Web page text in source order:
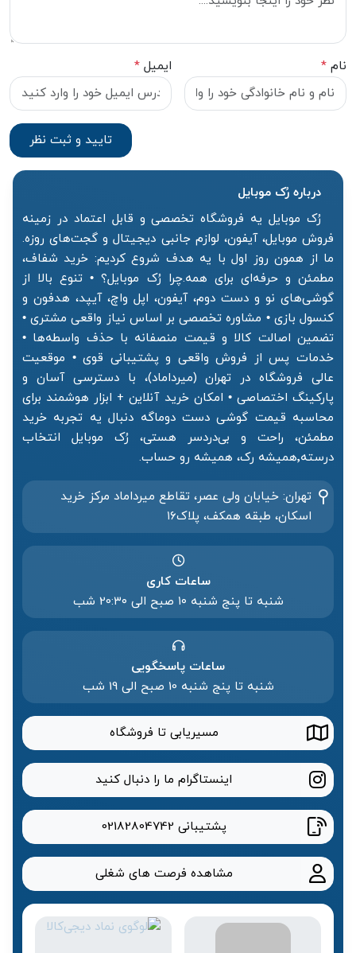
نام * ایمیل *
درباره رُک‌ موبایل
رُک موبایل یه فروشگاه تخصصی و قابل اعتماد در زمینه
فروش موبایل، آیفون، لوازم جانبی دیجیتال و گجت‌های روزه.
ما از همون روز اول با یه هدف شروع کردیم: خرید شفاف،
مطمئن و حرفه‌ای برای همه.چرا رُک موبایل؟ • تنوع بالا از
گوشی‌های نو و دست دوم، آیفون، اپل واچ، آیپد، هدفون و
کنسول بازی • مشاوره تخصصی بر اساس نیاز واقعی مشتری •
تضمین اصالت کالا و قیمت منصفانه با حذف واسطه‌ها •
خدمات پس از فروش واقعی و پشتیبانی قوی • موقعیت
عالی فروشگاه در تهران (میرداماد)، با دسترسی آسان و
پارکینگ اختصاصی • امکان خرید آنلاین + ابزار هوشمند برای
محاسبه قیمت گوشی دست دوماگه دنبال یه تجربه خرید
مطمئن، راحت و بی‌دردسر هستی، رُک موبایل انتخاب
درسته٬همیشه رک، همیشه رو حساب.
تهران: خیابان ولی عصر، تقاطع میرداماد مرکز خرید‌
اسکان، طبقه همکف، پلاک۱۶
ساعات کاری
شنبه تا پنج شنبه ۱۰ صبح الی 20:۳۰ شب
ساعات پاسخگویی
شنبه تا پنج شنبه 10 صبح الی 19 شب
مسیریابی تا فروشگاه
اینستاگرام ما را دنبال کنید
پشتیبانی 02182804742
مشاهده فرصت های شغلی